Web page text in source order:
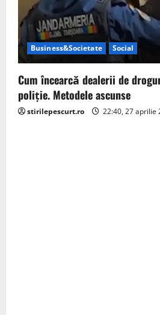
Business&Societate Social
Cum încearcă dealerii de
poliție. Metodele ascunse
stirilepescurt.ro 22:40, 27 aprilie